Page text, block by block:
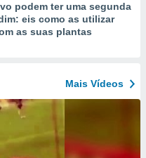
podem ter uma segunda
eis como as utilizar
as suas plantas
Mais Vídeos